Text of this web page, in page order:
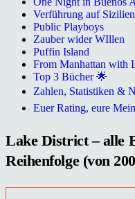
Verführung auf Sizilien
Public Playboys
Zauber wider WIllen
Puffin Island
From Manhattan with
Top 3 Bücher 🌟
Zahlen, Statistiken &
Euer Rating, eure
Lake District – alle
Reihenfolge (von